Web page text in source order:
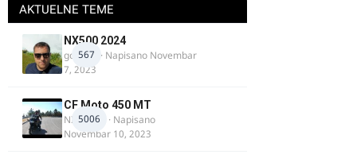
AKTUELNE TEME
567
NX500 2024
godovic · Napisano Novembar
7, 2023
5006
CF Moto 450 MT
NIKOLA 1
· Napisano
Novembar 10, 2023